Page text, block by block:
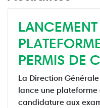
PERMIS DE
La Direction
lance une
candidature aux